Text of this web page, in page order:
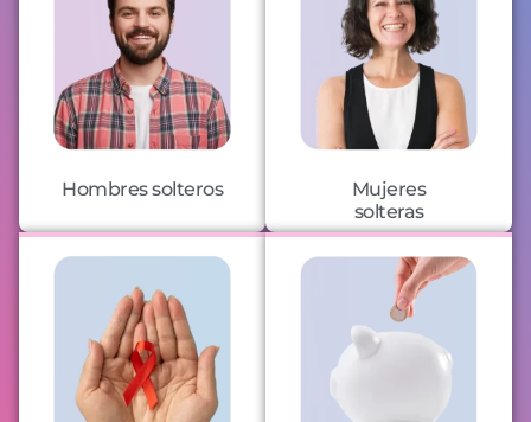
Hombres solteros
Mujeres
solteras